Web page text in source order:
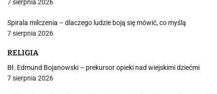
7 sierpnia 2026
Spirala milczenia – dlaczego ludzie boją się mówić, co myślą
7 sierpnia 2026
RELIGIA
Bł. Edmund Bojanowski – prekursor opieki nad wiejskimi dziećmi
7 sierpnia 2026